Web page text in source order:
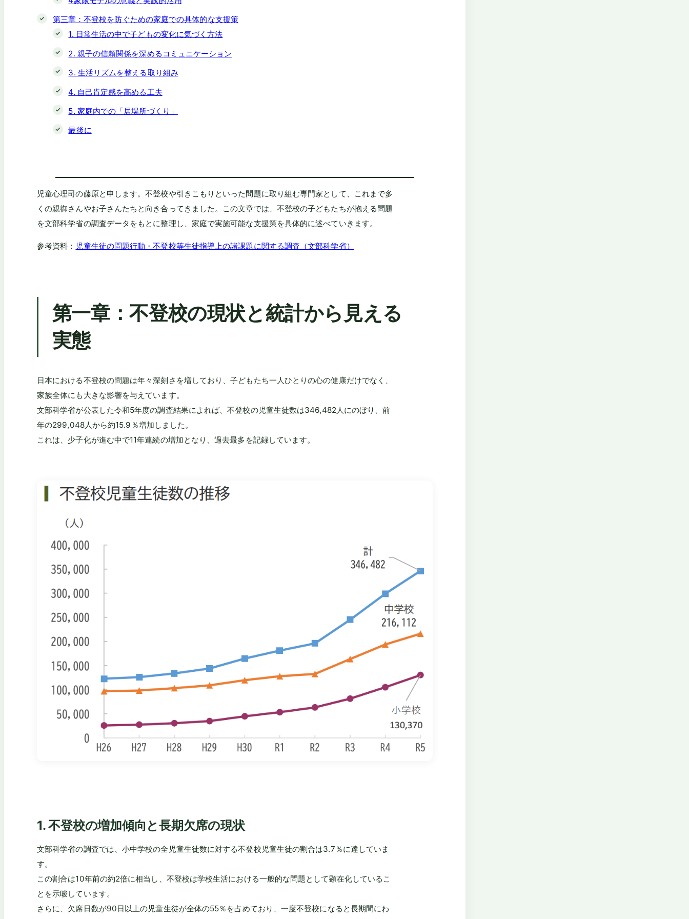
第三章：不登校を防ぐための家庭での具体的な支援策
1. 日常生活の中で子どもの変化に気づく方法
2. 親子の信頼関係を深めるコミュニケーション
3. 生活リズムを整える取り組み
4. 自己肯定感を高める工夫
5. 家庭内での「居場所づくり」
最後に
児童心理司の藤原と申します。不登校や引きこもりといった問題に取り組む専門家として、これまで多
くの親御さんやお子さんたちと向き合ってきました。この文章では、不登校の子どもたちが抱える問題
を文部科学省の調査データをもとに整理し、家庭で実施可能な支援策を具体的に述べていきます。
参考資料： 児童生徒の問題行動・不登校等生徒指導上の諸課題に関する調査（文部科学省）
第一章：不登校の現状と統計から見える
実態
日本における不登校の問題は年々深刻さを増しており、子どもたち一人ひとりの心の健康だけでなく、
家族全体にも大きな影響を与えています。
文部科学省が公表した令和5年度の調査結果によれば、不登校の児童生徒数は346,482人にのぼり、前
年の299,048人から約15.9％増加しました。
これは、少子化が進む中で11年連続の増加となり、過去最多を記録しています。
1.不登校の増加傾向と長期欠席の現状
文部科学省の調査では、小中学校の全児童生徒数に対する不登校児童生徒の割合は3.7％に達していま
す。
この割合は10年前の約2倍に相当し、不登校は学校生活における一般的な問題として顕在化しているこ
とを示唆しています。
さらに、欠席日数が90日以上の児童生徒が全体の55％を占めており、一度不登校になると長期間にわ